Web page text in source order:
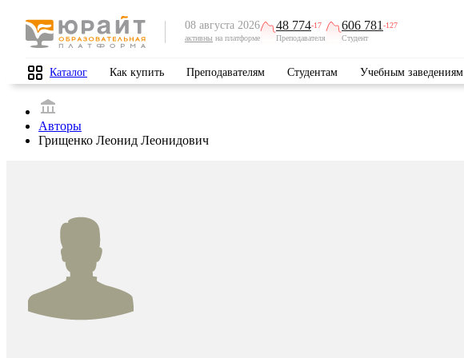
08 августа 2026
активны на платформе
48 774-17
Преподавателя
606 781 -127
Студент
Каталог Как купить Преподавателям Студентам Учебным заведениям
Авторы
Грищенко Леонид Леонидович